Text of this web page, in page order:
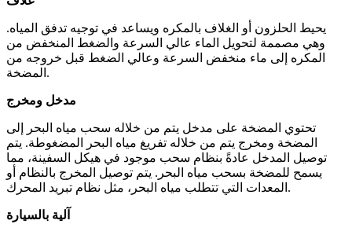
يحيط الحلزون أو الغلاف بالمكره ويساعد في توجيه تدفق المياه.
وهي مصممة لتحويل الماء عالي السرعة والضغط المنخفض من
المكره إلى ماء منخفض السرعة وعالي الضغط قبل خروجه من
المضخة.
مدخل ومخرج
تحتوي المضخة على مدخل يتم من خلاله سحب مياه البحر إلى
المضخة ومخرج يتم من خلاله تفريغ مياه البحر المضغوطة. يتم
توصيل المدخل عادةً بنظام سحب موجود في هيكل السفينة، مما
يسمح للمضخة بسحب مياه البحر. يتم توصيل المخرج بالنظام أو
المعدات التي تتطلب مياه البحر، مثل نظام تبريد المحرك.
آلية بالسيارة